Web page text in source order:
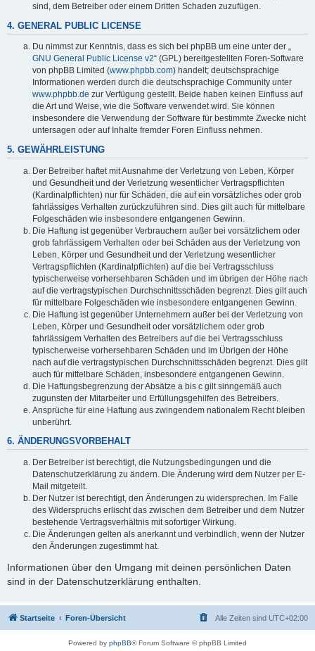
sind, dem Betreiber oder einem Dritten Schaden zuzufügen.
4. GENERAL PUBLIC LICENSE
Du nimmst zur Kenntnis, dass es sich bei phpBB um eine unter der „
GNU General Public License v2“ (GPL) bereitgestellten Foren-Software
von phpBB Limited (www.phpbb.com) handelt; deutschsprachige
Informationen werden durch die deutschsprachige Community unter
www.phpbb.de zur Verfügung gestellt. Beide haben keinen Einfluss auf
die Art und Weise, wie die Software verwendet wird. Sie können
insbesondere die Verwendung der Software für bestimmte Zwecke nicht
untersagen oder auf Inhalte fremder Foren Einfluss nehmen.
5. GEWÄHRLEISTUNG
Der Betreiber haftet mit Ausnahme der Verletzung von Leben, Körper
und Gesundheit und der Verletzung wesentlicher Vertragspflichten
(Kardinalpflichten) nur für Schäden, die auf ein vorsätzliches oder grob
fahrlässiges Verhalten zurückzuführen sind. Dies gilt auch für mittelbare
Folgeschäden wie insbesondere entgangenen Gewinn.
Die Haftung ist gegenüber Verbrauchern außer bei vorsätzlichem oder
grob fahrlässigem Verhalten oder bei Schäden aus der Verletzung von
Leben, Körper und Gesundheit und der Verletzung wesentlicher
Vertragspflichten (Kardinalpflichten) auf die bei Vertragsschluss
typischerweise vorhersehbaren Schäden und im übrigen der Höhe nach
auf die vertragstypischen Durchschnittsschäden begrenzt. Dies gilt auch
für mittelbare Folgeschäden wie insbesondere entgangenen Gewinn.
Die Haftung ist gegenüber Unternehmern außer bei der Verletzung von
Leben, Körper und Gesundheit oder vorsätzlichem oder grob
fahrlässigem Verhalten des Betreibers auf die bei Vertragsschluss
typischerweise vorhersehbaren Schäden und im Übrigen der Höhe
nach auf die vertragstypischen Durchschnittsschäden begrenzt. Dies gilt
auch für mittelbare Schäden, insbesondere entgangenen Gewinn.
Die Haftungsbegrenzung der Absätze a bis c gilt sinngemäß auch
zugunsten der Mitarbeiter und Erfüllungsgehilfen des Betreibers.
Ansprüche für eine Haftung aus zwingendem nationalem Recht bleiben
unberührt.
6. ÄNDERUNGSVORBEHALT
Der Betreiber ist berechtigt, die Nutzungsbedingungen und die
Datenschutzerklärung zu ändern. Die Änderung wird dem Nutzer per E-
Mail mitgeteilt.
Der Nutzer ist berechtigt, den Änderungen zu widersprechen. Im Falle
des Widerspruchs erlischt das zwischen dem Betreiber und dem Nutzer
bestehende Vertragsverhältnis mit sofortiger Wirkung.
Die Änderungen gelten als anerkannt und verbindlich, wenn der Nutzer
den Änderungen zugestimmt hat.
Informationen über den Umgang mit deinen persönlichen Daten
sind in der Datenschutzerklärung enthalten.
Startseite Foren-Übersicht Alle Zeiten sind UTC+02:00
Powered by phpBB® Forum Software © phpBB Limited